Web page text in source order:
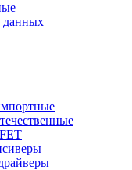
данных